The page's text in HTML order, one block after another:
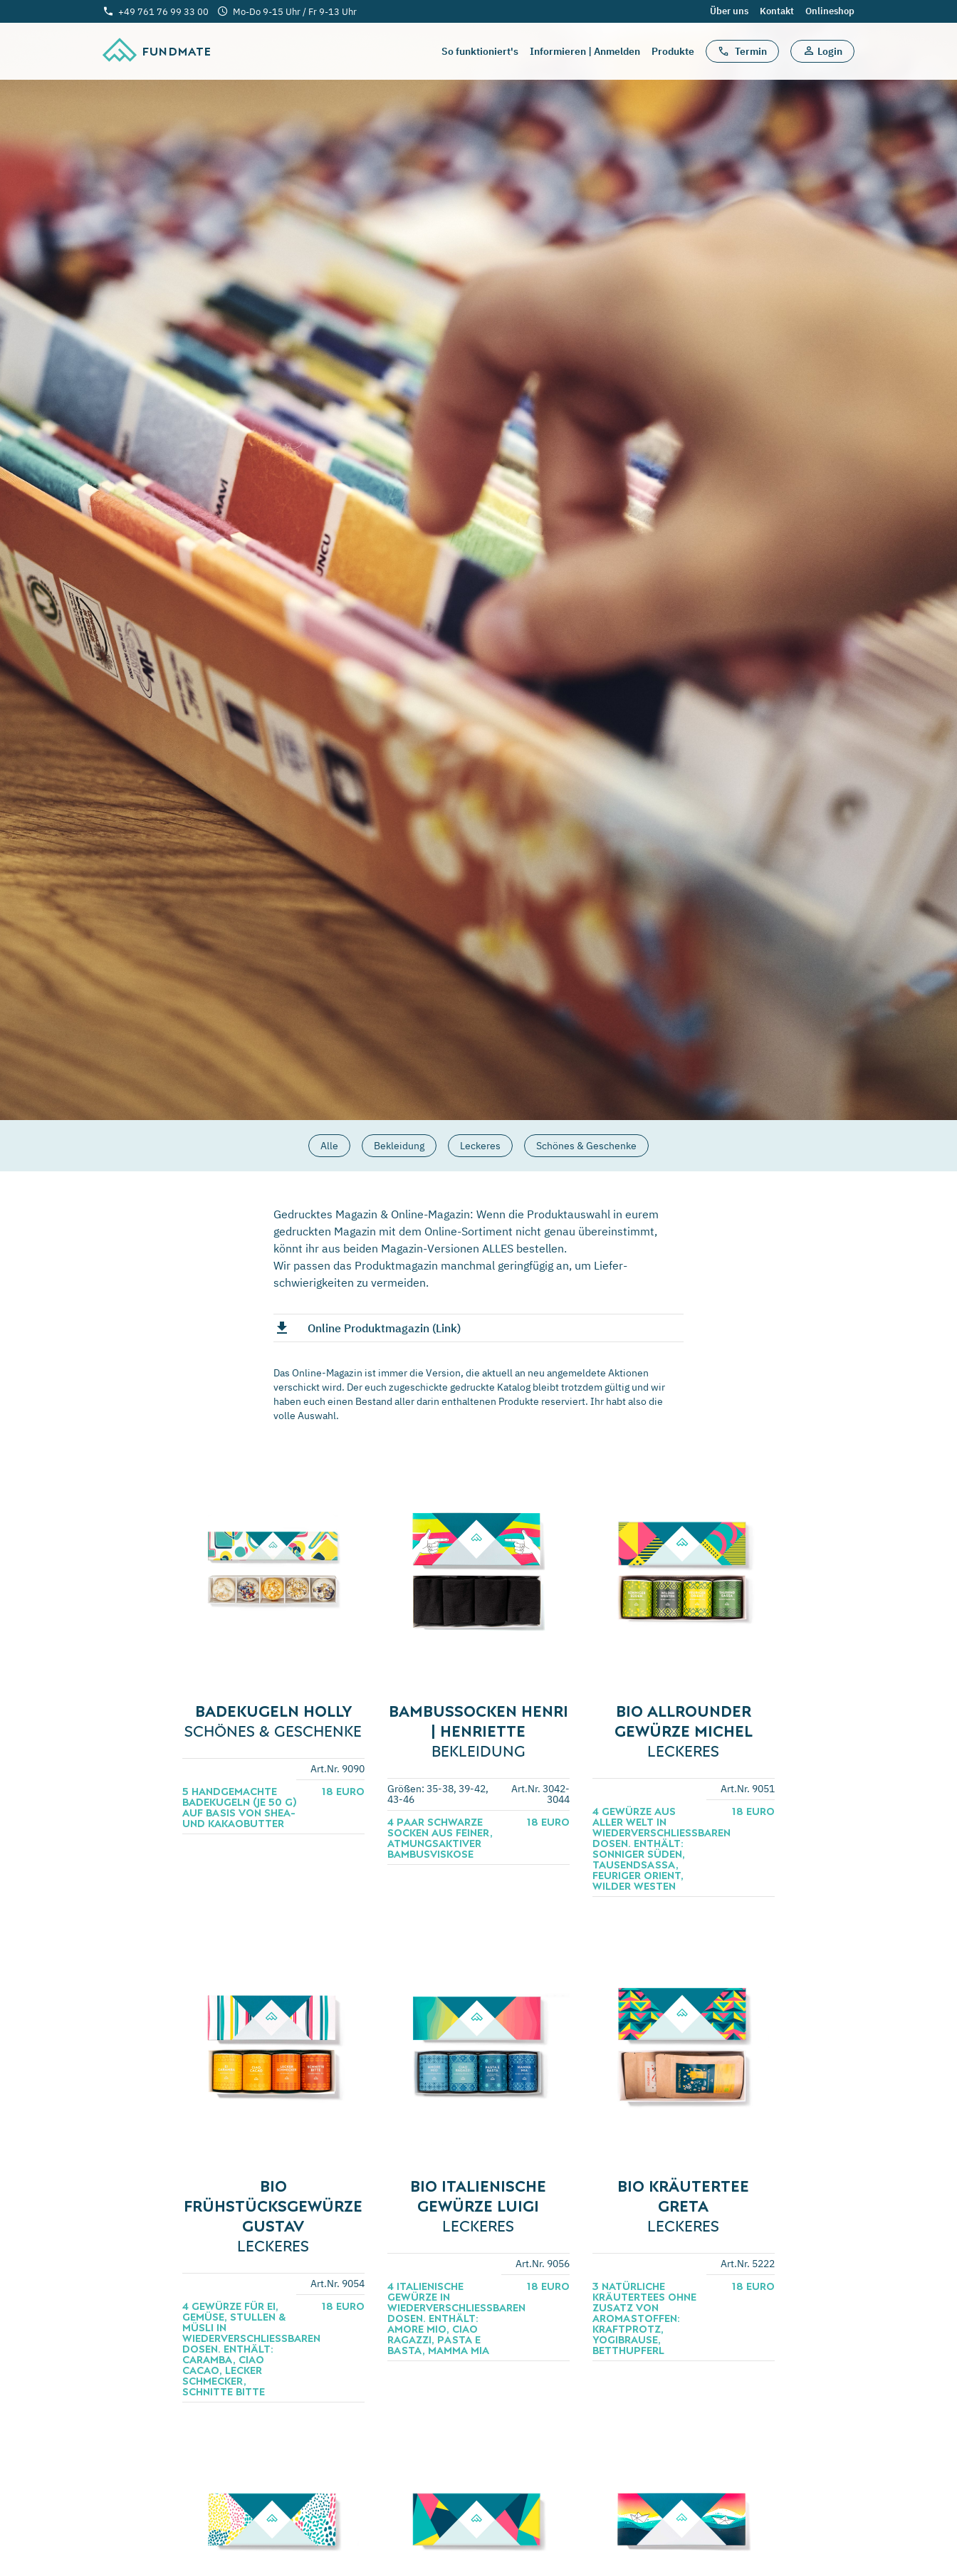
FUNDMATE So funktioniert's Informieren | Anmelden Produkte Termin Login
Über uns Kontakt Onlineshop
+49 761 76 99 33 00 Mo-Do 9-15 Uhr / Fr 9-13 Uhr
Alle Bekleidung Leckeres Schönes & Geschenke
Gedrucktes Magazin & Online-Magazin: Wenn die Produktauswahl in eurem
gedruckten Magazin mit dem Online-Sortiment nicht genau übereinstimmt,
könnt ihr aus beiden Magazin-Versionen ALLES bestellen.
Wir passen das Produktmagazin manchmal geringfügig an, um Liefer­
schwierigkeiten zu vermeiden.
Online Produktmagazin (Link)
Das Online-Magazin ist immer die Version, die aktuell an neu angemeldete Aktionen
verschickt wird. Der euch zugeschickte gedruckte Katalog bleibt trotzdem gültig und wir
haben euch einen Bestand aller darin enthaltenen Produkte reserviert. Ihr habt also die
volle Auswahl.
BADEKUGELN HOLLY
SCHÖNES & GESCHENKE
Art.Nr. 9090
18 EURO
5 HANDGEMACHTE
BADEKUGELN (JE 50 G)
AUF BASIS VON SHEA-
UND KAKAOBUTTER
BAMBUSSOCKEN HENRI
| HENRIETTE
BEKLEIDUNG
Art.Nr. 3042-
3044
Größen: 35-38, 39-42,
43-46
18 EURO
4 PAAR SCHWARZE
SOCKEN AUS FEINER,
ATMUNGSAKTIVER
BAMBUSVISKOSE
BIO ALLROUNDER
GEWÜRZE MICHEL
LECKERES
Art.Nr. 9051
18 EURO
4 GEWÜRZE AUS
ALLER WELT IN
WIEDERVERSCHLIESSBAREN D
OSEN. ENTHÄLT: S
ONNIGER SÜDEN, T
AUSENDSASSA, F
EURIGER ORIENT, W
ILDER WESTEN
BIO
FRÜHSTÜCKSGEWÜRZE
GUSTAV
LECKERES
Art.Nr. 9054
18 EURO
4 GEWÜRZE FÜR EI,
GEMÜSE, STULLEN &
MÜSLI IN
WIEDERVERSCHLIESSBAREN D
OSEN. ENTHÄLT: C
ARAMBA, CIAO C
ACAO, LECKER S
CHMECKER, S
CHNITTE BITTE
BIO ITALIENISCHE
GEWÜRZE LUIGI
LECKERES
Art.Nr. 9056
18 EURO
4 ITALIENISCHE
GEWÜRZE IN
WIEDERVERSCHLIESSBAREN D
OSEN. ENTHÄLT: A
MORE MIO, CIAO R
AGAZZI, PASTA E B
ASTA, MAMMA MIA
BIO KRÄUTERTEE
GRETA
LECKERES
Art.Nr. 5222
18 EURO
3 NATÜRLICHE
KRÄUTERTEES OHNE
ZUSATZ VON
AROMASTOFFEN:
KRAFTPROTZ,
YOGIBRAUSE,
BETTHUPFERL